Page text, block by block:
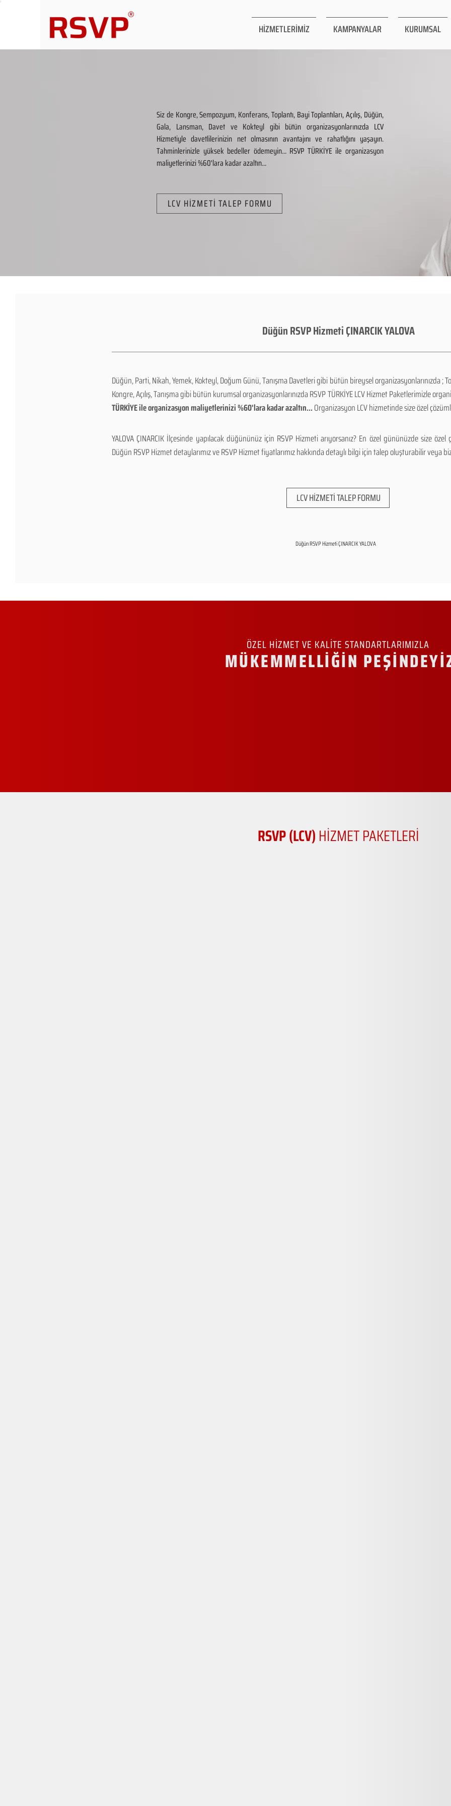
HİZMETLERİMİZ KAMPANYALAR KURUMSAL
Siz de Kongre, Sempozyum, Konferans, Toplantı, Bayi Toplantıları, Açılış, Düğün,
Gala, Lansman, Davet ve Kokteyl gibi bütün organizasyonlarınızda LCV
Hizmetiyle davetlilerinizin net olmasının avantajını ve rahatlığını yaşayın.
Tahminlerinizle yüksek bedeller ödemeyin... RSVP TÜRKİYE ile organizasyon
maliyetlerinizi %60'lara kadar azaltın...
LCV HİZMETİ TALEP FORMU
Düğün RSVP Hizmeti ÇINARCIK YALOVA
Düğün, Parti, Nikah, Yemek, Kokteyl, Doğum Günü, Tanışma Davetleri gibi bütün bireysel organizasyonlarınızda ;
Kongre, Açılış, Tanışma gibi bütün kurumsal organizasyonlarınızda RSVP TÜRKİYE LCV Hizmet Paketlerimizle
TÜRKİYE ile organizasyon maliyetlerinizi %60'lara kadar azaltın...Organizasyon LCV hizmetinde size özel
YALOVA ÇINARCIK İlçesinde yapılacak düğününüz için RSVP Hizmeti arıyorsanız? En özel gününüzde size
Düğün RSVP Hizmet detaylarımız ve RSVP Hizmet fiyatlarımız hakkında detaylı bilgi için talep oluşturabilir veya
LCV HİZMETİ TALEP FORMU
Düğün RSVP Hizmeti ÇINARCIK YALOVA
ÖZEL HİZMET VE KALİTE STANDARTLARIMIZLA
MÜKEMMELLİĞİN
RSVP (LCV)HİZMET PAKETLERİ